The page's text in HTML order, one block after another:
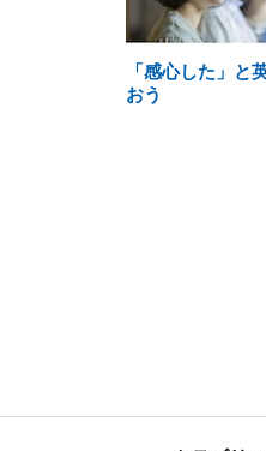
「感心した」と
おう